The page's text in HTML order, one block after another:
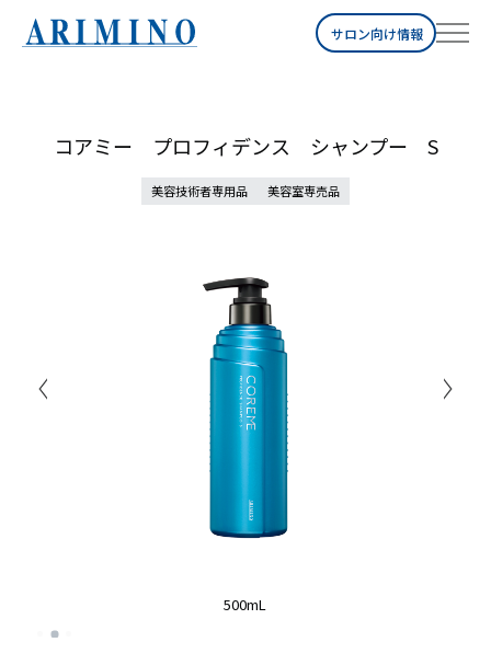
サロン向け情報
コアミー プロフィデンス シャンプー S
美容技術者専用品 美容室専売品
500mL